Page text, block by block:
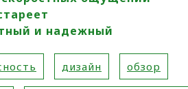
и надежный
дизайн обзор